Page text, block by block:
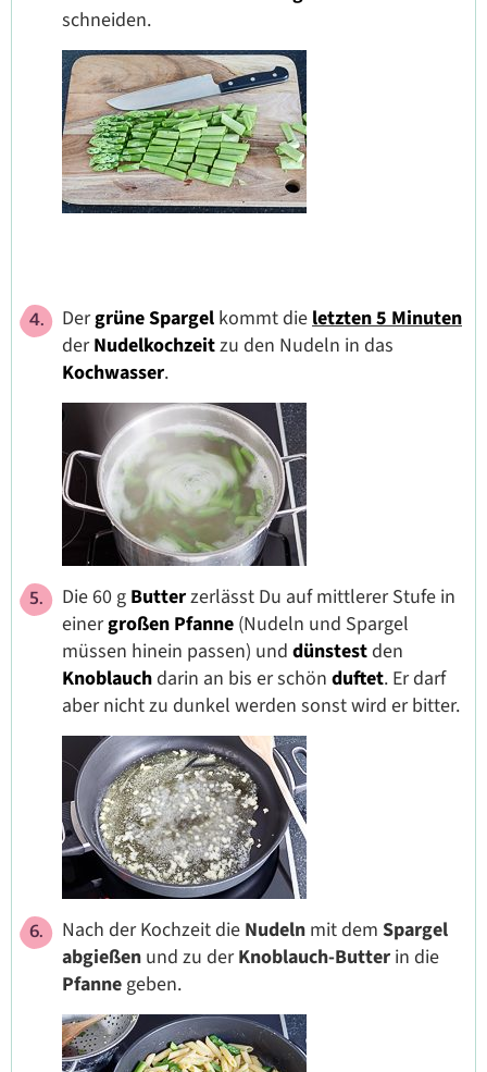
schneiden.
DergrüneSpargel kommt dieletzten 5 Minuten
derNudelkochzeitzu den Nudeln in das
Kochwasser.
Die 60 g Butterzerlässt Du auf mittlerer Stufe in
einergroßen Pfanne (Nudeln und Spargel
müssen hinein passen) und dünstestden
Knoblauchdarin an bis er schön duftet. Er darf
aber nicht zu dunkel werden sonst wird er bitter.
Nach der Kochzeit die Nudeln mit dem Spargel
abgießen und zu derKnoblauch-Butter in die
Pfannegeben.